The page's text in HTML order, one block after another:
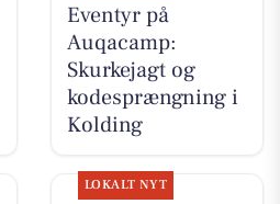
Eventyr på
Auqacamp:
Skurkejagt og
kodesprængning i
Kolding
LOKALT NYT